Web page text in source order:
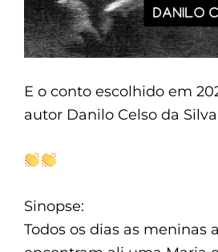
E o conto escolhido em
autor Danilo Celso da
Sinopse:
Todos os dias as meninas